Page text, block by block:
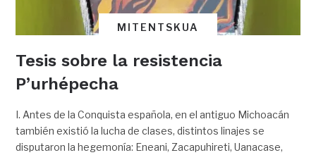
MITENTSKUA
Tesis sobre la resistencia
P’urhépecha
I. Antes de la Conquista española, en el antiguo Michoacán
también existió la lucha de clases, distintos linajes se
disputaron la hegemonía: Eneani, Zacapuhireti, Uanacase,